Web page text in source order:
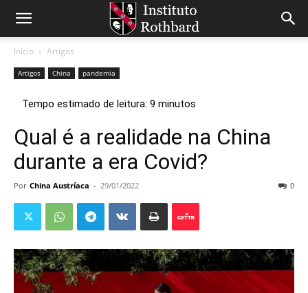
Início Artigos
Artigos China pandemia
Qual é a realidade na China
durante a era Covid?
Por China Austríaca - 29/01/2022 0